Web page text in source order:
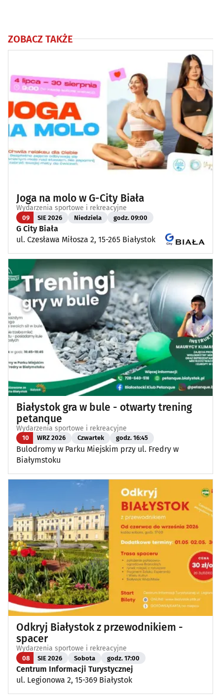
ZOBACZ TAKŻE
Joga na molo w G-City Biała
Wydarzenia sportowe i rekreacyjne
09 SIE 2026 Niedziela godz. 09:00
G City Biała
ul. Czesława Miłosza 2, 15-265 Białystok
Białystok gra w bule - otwarty trening
petanque
Wydarzenia sportowe i rekreacyjne
10 WRZ 2026 Czwartek godz. 16:45
Bulodromy w Parku Miejskim przy ul. Fredry w
Białymstoku
Odkryj Białystok z przewodnikiem -
spacer
Wydarzenia sportowe i rekreacyjne
08 SIE 2026 Sobota godz. 17:00
Centrum Informacji Turystycznej
ul. Legionowa 2, 15-369 Białystok